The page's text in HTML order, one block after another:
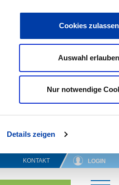
Details zeigen
Cookies zulassen
Auswahl erlauben
Nur notwendige
KONTAKT LOGIN